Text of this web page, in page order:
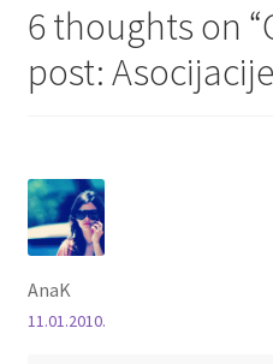
6 thoughts on “
post: Asocijacije
AnaK
11.01.2010.